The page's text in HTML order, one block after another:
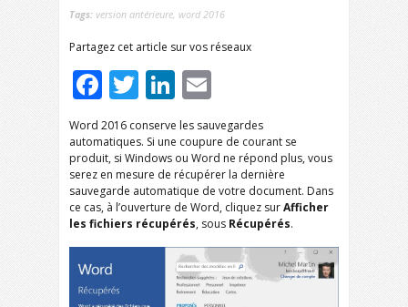
Tags: version antérieure, word 2016
Partagez cet article sur vos réseaux
Facebook
TwitterLinkedIn
Word 2016 conserve les sauvegardes
automatiques. Si une coupure de courant se
produit, si Windows ou Word ne répond plus, vous
serez en mesure de récupérer la dernière
sauvegarde automatique de votre document. Dans
ce cas, à l’ouverture de Word, cliquez surAfficher
les fichiers récupérés, sous Récupérés.